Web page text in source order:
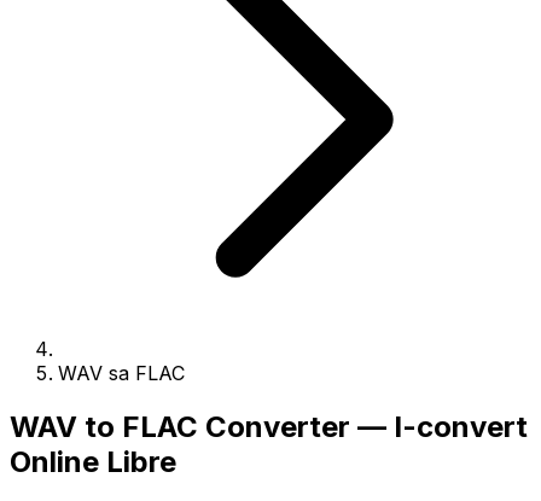
WAV sa FLAC
WAV to FLAC Converter — I-convert
Online Libre